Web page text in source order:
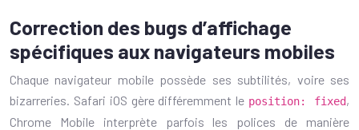
Correction des bugs d’affichage
spécifiques aux navigateurs mobiles
Chaque navigateur mobile possède ses subtilités, voire ses
bizarreries. Safari iOS gère différemment le position: fixed,
Chrome Mobile interprète parfois les polices de manière